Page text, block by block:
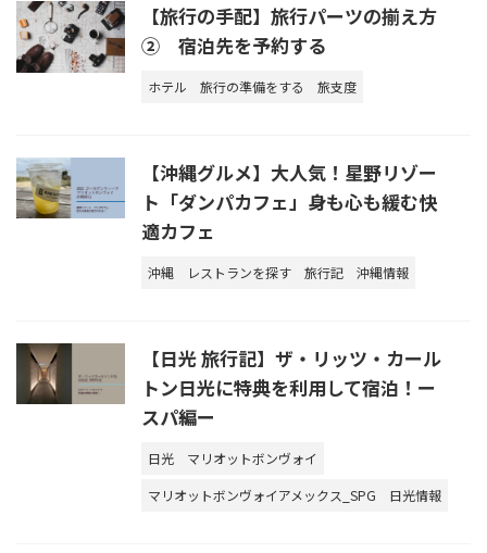
【旅行の手配】旅行パーツの揃え方
② 宿泊先を予約する
ホテル 旅行の準備をする 旅支度
【沖縄グルメ】大人気！星野リゾー
ト「ダンパカフェ」身も心も緩む快
適カフェ
沖縄 レストランを探す 旅行記 沖縄情報
【日光 旅行記】ザ・リッツ・カール
トン日光に特典を利用して宿泊！ー
スパ編ー
日光
マリオットボンヴォイ
マリオットボンヴォイアメックス_SPG
日光情報